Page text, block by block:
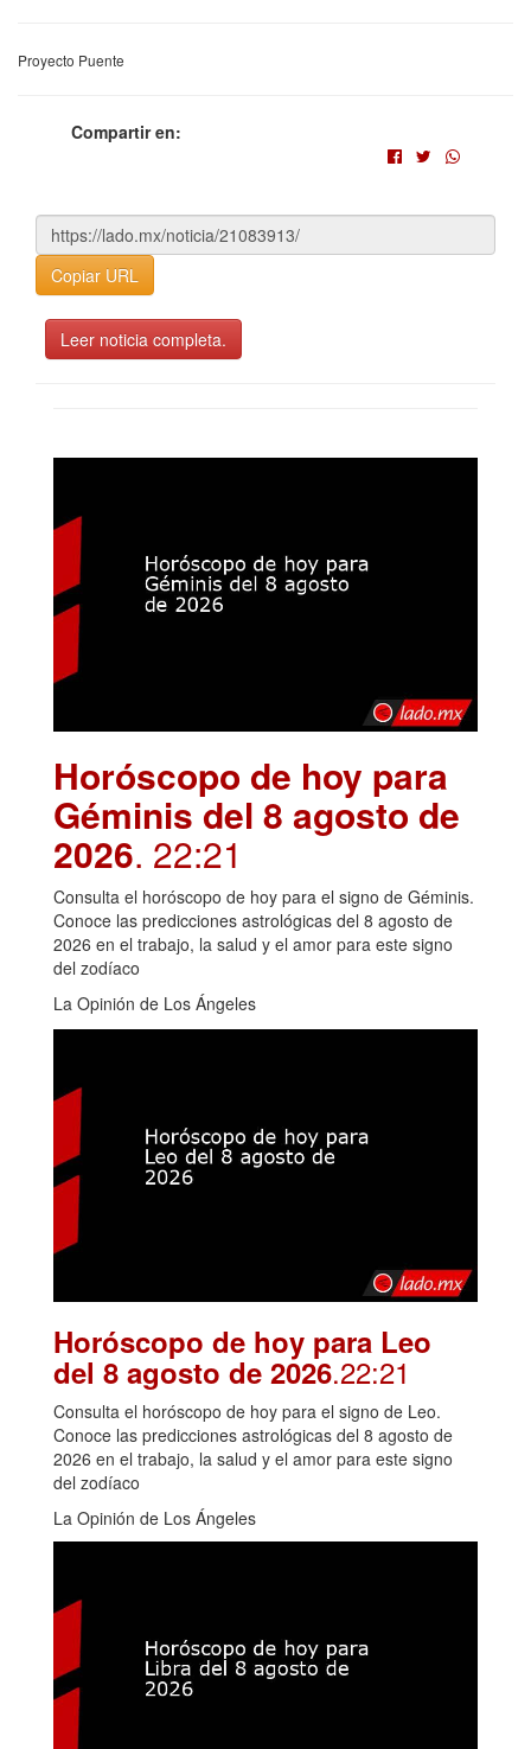
Proyecto Puente
Compartir en:
Copiar URL
Leer noticia completa.
Horóscopo de hoy para
Géminis del 8 agosto de
2026. 22:21
Consulta el horóscopo de hoy para el signo de Géminis.
Conoce las predicciones astrológicas del 8 agosto de
2026 en el trabajo, la salud y el amor para este signo
del zodíaco
La Opinión de Los Ángeles
Horóscopo de hoy para Leo
del 8 agosto de 2026.22:21
Consulta el horóscopo de hoy para el signo de Leo.
Conoce las predicciones astrológicas del 8 agosto de
2026 en el trabajo, la salud y el amor para este signo
del zodíaco
La Opinión de Los Ángeles